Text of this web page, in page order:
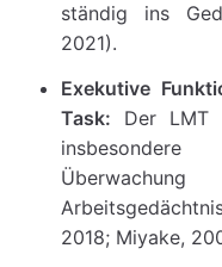
ständig ins
2021).
Exekutive
Task: Der LMT
2018; Miyake,